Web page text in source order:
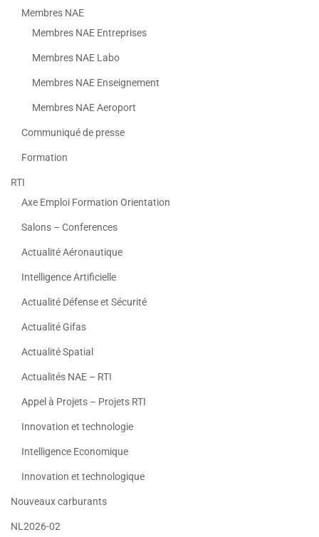
Membres NAE
Membres NAE Entreprises
Membres NAE Labo
Membres NAE Enseignement
Membres NAE Aeroport
Communiqué de presse
Formation
RTI
Axe Emploi Formation Orientation
Salons – Conferences
Actualité Aéronautique
Intelligence Artificielle
Actualité Défense et Sécurité
Actualité Gifas
Actualité Spatial
Actualités NAE – RTI
Appel à Projets – Projets RTI
Innovation et technologie
Intelligence Economique
Innovation et technologique
Nouveaux carburants
NL2026-02